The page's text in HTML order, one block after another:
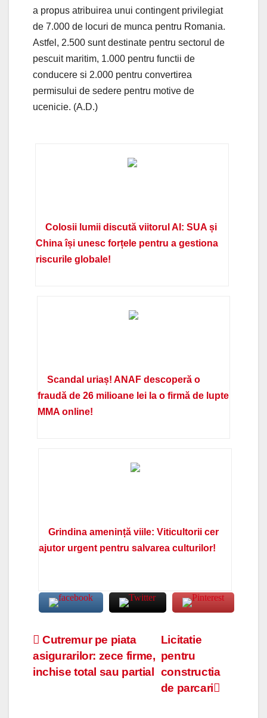
a propus atribuirea unui contingent privilegiat
de 7.000 de locuri de munca pentru Romania.
Astfel, 2.500 sunt destinate pentru sectorul de
pescuit maritim, 1.000 pentru functii de
conducere si 2.000 pentru convertirea
permisului de sedere pentru motive de
ucenicie. (A.D.)
Colosii lumii discută viitorul AI: SUA și
China își unesc forțele pentru a gestiona
riscurile globale!
Scandal uriaș! ANAF descoperă o
fraudă de 26 milioane lei la o firmă de lupte
MMA online!
Grindina amenință viile: Viticultorii cer
ajutor urgent pentru salvarea culturilor!
Navigare
în
Licitatie
pentru
constructia
de parcari
Cutremur pe piata
asigurarilor: zece firme,
inchise total sau partial